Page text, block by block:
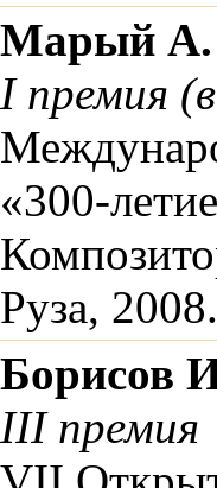
Марый А.
I премия
«300-
Руза, 2008.
Борисов
III премия